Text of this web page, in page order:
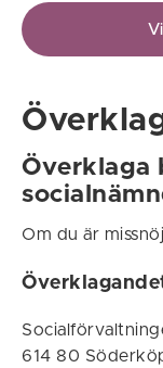
Överklaga
Om du är
614 80